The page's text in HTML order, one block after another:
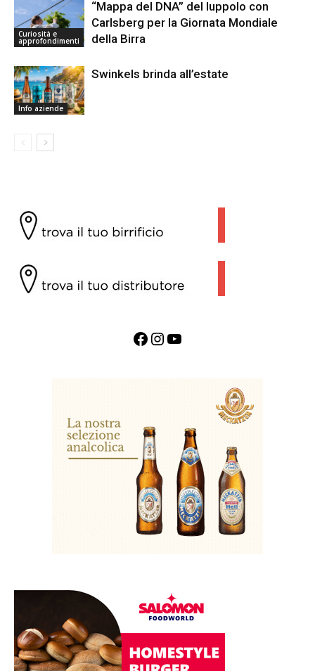
Curiosità e
approfondimenti
“Mappa del DNA” del luppolo con
Carlsberg per la Giornata Mondiale
della Birra
Info aziende
Swinkels brinda all’estate
Facebook InstagramYouTube